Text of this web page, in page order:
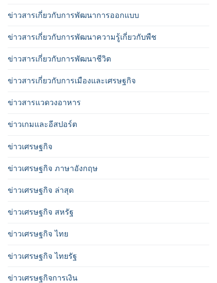
ข่าวสารเกี่ยวกับการพัฒนาการออกแบบ
ข่าวสารเกี่ยวกับการพัฒนาความรู้เกี่ยวกับพืช
ข่าวสารเกี่ยวกับการพัฒนาชีวิต
ข่าวสารเกี่ยวกับการเมืองและเศรษฐกิจ
ข่าวสารแวดวงอาหาร
ข่าวเกมและอีสปอร์ต
ข่าวเศรษฐกิจ
ข่าวเศรษฐกิจ ภาษาอังกฤษ
ข่าวเศรษฐกิจ ล่าสุด
ข่าวเศรษฐกิจ สหรัฐ
ข่าวเศรษฐกิจ ไทย
ข่าวเศรษฐกิจ ไทยรัฐ
ข่าวเศรษฐกิจการเงิน